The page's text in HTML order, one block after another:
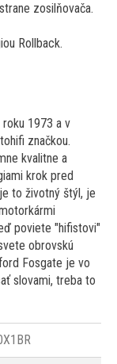
zosilňovača.
Rollback.
1973 a v
značkou.
kvalitne a
krok pred
to životný štýl, je
poviete "hifistovi"
obrovskú
Fosgate je vo
slovami, treba to